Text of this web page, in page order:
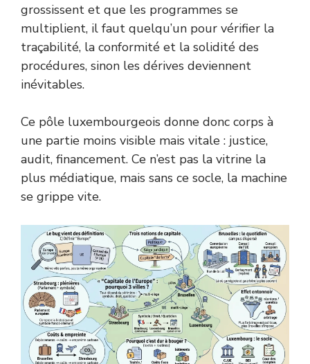
grossissent et que les programmes se
multiplient, il faut quelqu’un pour vérifier la
traçabilité, la conformité et la solidité des
procédures, sinon les dérives deviennent
inévitables.
Ce pôle luxembourgeois donne donc corps à
une partie moins visible mais vitale : justice,
audit, financement. Ce n’est pas la vitrine la
plus médiatique, mais sans ce socle, la machine
se grippe vite.